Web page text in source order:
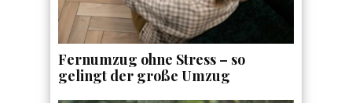
Fernumzug ohne Stress – so
gelingt der große Umzug